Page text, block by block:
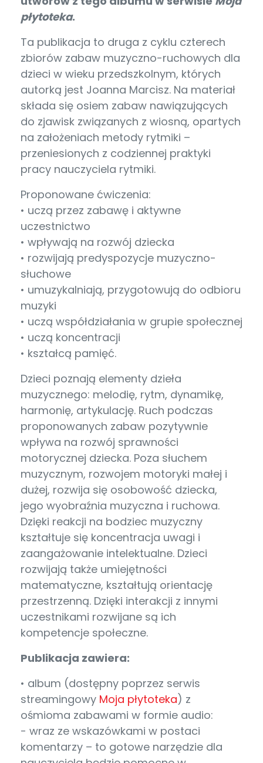
płytoteka.
Ta publikacja to druga z cyklu czterech
zbiorów zabaw muzyczno-ruchowych dla
dzieci w wieku przedszkolnym, których
autorką jest Joanna Marcisz. Na materiał
składa się osiem zabaw nawiązujących
do zjawisk związanych z wiosną, opartych
na założeniach metody rytmiki –
przeniesionych z codziennej praktyki
pracy nauczyciela rytmiki.
Proponowane ćwiczenia:
• uczą przez zabawę i aktywne
uczestnictwo
• wpływają na rozwój dziecka
• rozwijają predyspozycje muzyczno-
słuchowe
• umuzykalniają, przygotowują do odbioru
muzyki
• uczą współdziałania w grupie społecznej
• uczą koncentracji
• kształcą pamięć.
Dzieci poznają elementy dzieła
muzycznego: melodię, rytm, dynamikę,
harmonię, artykulację. Ruch podczas
proponowanych zabaw pozytywnie
wpływa na rozwój sprawności
motorycznej dziecka. Poza słuchem
muzycznym, rozwojem motoryki małej i
dużej, rozwija się osobowość dziecka,
jego wyobraźnia muzyczna i ruchowa.
Dzięki reakcji na bodziec muzyczny
kształtuje się koncentracja uwagi i
zaangażowanie intelektualne. Dzieci
rozwijają także umiejętności
matematyczne, kształtują orientację
przestrzenną. Dzięki interakcji z innymi
uczestnikami rozwijane są ich
kompetencje społeczne.
Publikacja zawiera:
• album (dostępny poprzez serwis
streamingowy Moja płytoteka) z
ośmioma zabawami w formie audio:
- wraz ze wskazówkami w postaci
komentarzy – to gotowe narzędzie dla